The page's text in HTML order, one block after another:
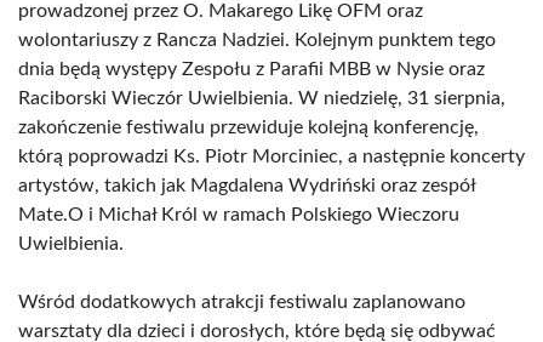
prowadzonej przez O. Makarego Likę OFM oraz
wolontariuszy z Rancza Nadziei. Kolejnym punktem tego
dnia będą występy Zespołu z Parafii MBB w Nysie oraz
Raciborski Wieczór Uwielbienia. W niedzielę, 31 sierpnia,
zakończenie festiwalu przewiduje kolejną konferencję,
którą poprowadzi Ks. Piotr Morciniec, a następnie koncerty
artystów, takich jak Magdalena Wydriński oraz zespół
Mate.O i Michał Król w ramach Polskiego Wieczoru
Uwielbienia.
Wśród dodatkowych atrakcji festiwalu zaplanowano
warsztaty dla dzieci i dorosłych, które będą się odbywać